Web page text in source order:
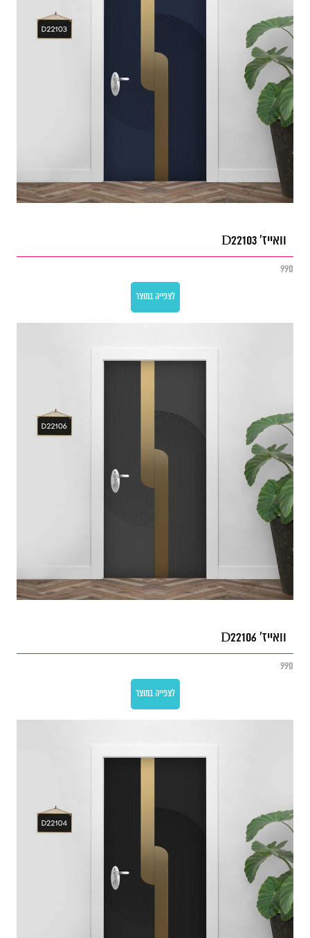
וואייז' D22103
990
לצפייה במוצר
וואייז' D22106
990
לצפייה במוצר